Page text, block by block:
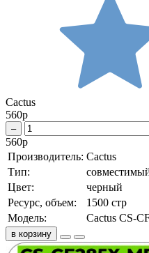
Cactus
560р
–
560р
Производитель: Cactus
Тип:
Цвет:
черный
Ресурс, объем:
1500 стр
Модель:
Cactus CS-
в корзину